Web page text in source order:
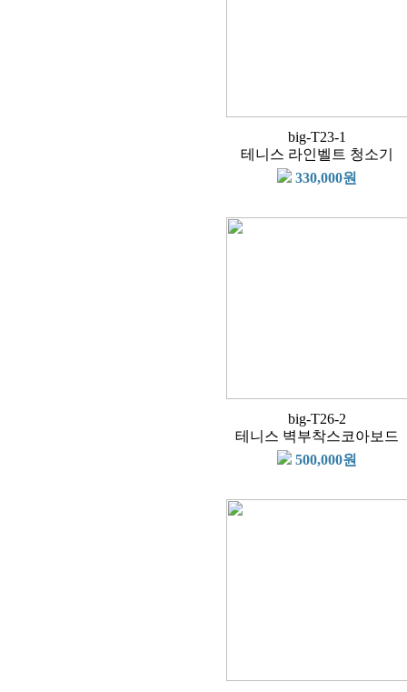
big-T23-1
테니스 라인벨트 청소기
330,000원
big-T26-2
테니스 벽부착스코아보드
500,000원